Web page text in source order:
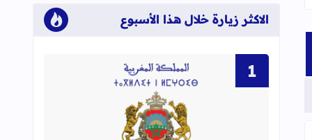
الاكثر زيارة خلال هذا الأسبوع